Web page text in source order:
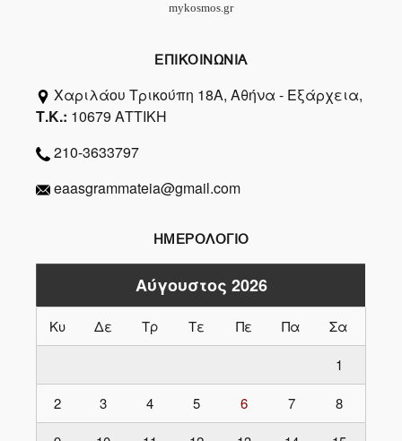
mykosmos.gr
ΕΠΙΚΟΙΝΩΝΙΑ
Χαριλάου Τρικούπη 18Α, Αθήνα - Εξάρχεια,
Τ.Κ.: 10679 ΑΤΤΙΚΗ
210-3633797
eaasgrammateia@gmail.com
ΗΜΕΡΟΛΟΓΙΟ
Αύγουστος 2026
Κυ Δε Τρ Τε Πε Πα Σα
1
2 3 4 5 6 7 8